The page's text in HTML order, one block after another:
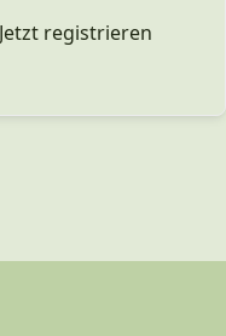
Jetzt registrieren